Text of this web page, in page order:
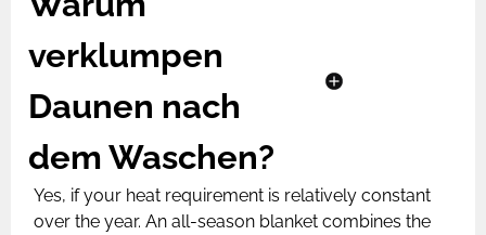
verklumpen
Daunen nach
dem Waschen?
Yes, if your heat requirement is relatively constant
over the year. An all-season blanket combines the